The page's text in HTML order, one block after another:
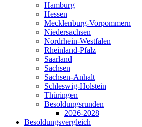
Hamburg
Hessen
Mecklenburg-Vorpommern
Niedersachsen
Nordrhein-Westfalen
Rheinland-Pfalz
Saarland
Sachsen
Sachsen-Anhalt
Schleswig-Holstein
Thüringen
Besoldungsrunden
2026-2028
Besoldungsvergleich